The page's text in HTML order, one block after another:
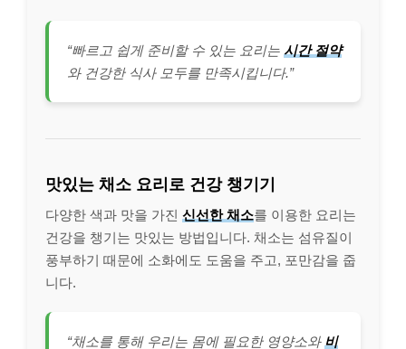
“빠르고 쉽게 준비할 수 있는 요리는 시간 절약
와 건강한 식사 모두를 만족시킵니다.”
맛있는 채소 요리로 건강 챙기기
다양한 색과 맛을 가진 신선한 채소를 이용한 요리는
건강을 챙기는 맛있는 방법입니다. 채소는 섬유질이
풍부하기 때문에 소화에도 도움을 주고, 포만감을 줍
니다.
“채소를 통해 우리는 몸에 필요한 영양소와 비